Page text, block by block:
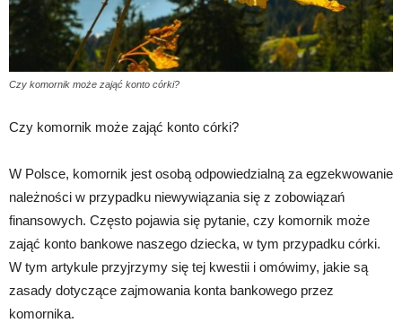
Czy komornik może zająć konto córki?
Czy komornik może zająć konto córki?
W Polsce, komornik jest osobą odpowiedzialną za egzekwowanie
należności w przypadku niewywiązania się z zobowiązań
finansowych. Często pojawia się pytanie, czy komornik może
zająć konto bankowe naszego dziecka, w tym przypadku córki.
W tym artykule przyjrzymy się tej kwestii i omówimy, jakie są
zasady dotyczące zajmowania konta bankowego przez
komornika.